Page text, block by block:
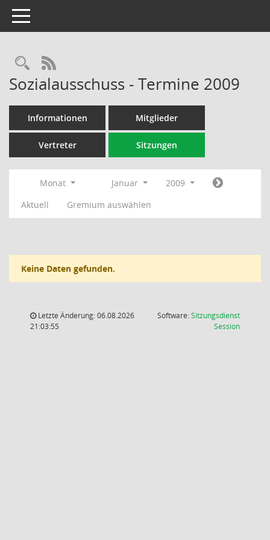
Toggle navigation
Rechercheauswahl
RSS-Feed
Sozialausschuss - Termine 2009
Informationen Mitglieder
Vertreter Sitzungen
Monat Januar
2009
Aktuell
Gremium auswählen
Keine Daten gefunden.
Letzte Änderung: 06.08.2026
21:03:55
Software:Sitzungsdienst
Session(Wird in